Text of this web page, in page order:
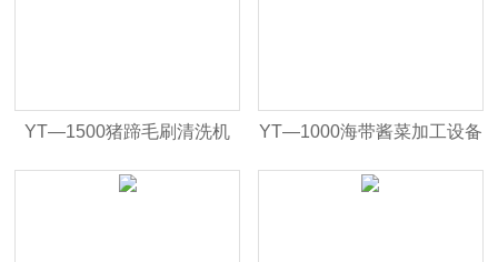
YT—1500猪蹄毛刷清洗机 YT—1000海带酱菜加工设备